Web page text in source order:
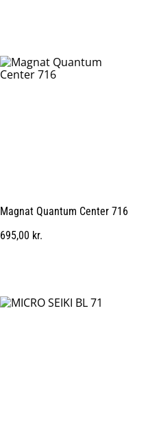
Magnat Quantum Center 716
695,00 kr.